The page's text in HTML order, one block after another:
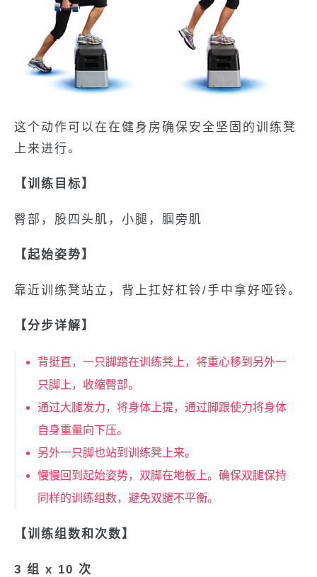
这个动作可以在在健身房确保安全坚固的训练凳
上来进行。
【训练目标】
臀部，股四头肌，小腿，腘旁肌
【起始姿势】
靠近训练凳站立，背上扛好杠铃/手中拿好哑铃。
【分步详解】
背挺直，一只脚踏在训练凳上，将重心移到另外一
只脚上，收缩臀部。
通过大腿发力，将身体上提，通过脚跟使力将身体
自身重量向下压。
另外一只脚也站到训练凳上来。
慢慢回到起始姿势，双脚在地板上。确保双腿保持
同样的训练组数，避免双腿不平衡。
【训练组数和次数】
3 组 x 10 次